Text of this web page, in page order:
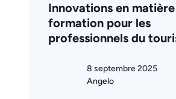
Innovations en
formation pour les
professionnels du
8 septembre 2025
Angelo